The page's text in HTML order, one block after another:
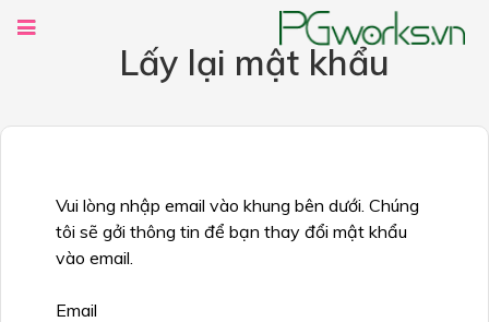
Lấy lại mật khẩu
Vui lòng nhập email vào khung bên dưới. Chúng
tôi sẽ gởi thông tin để bạn thay đổi mật khẩu
vào email.
Email